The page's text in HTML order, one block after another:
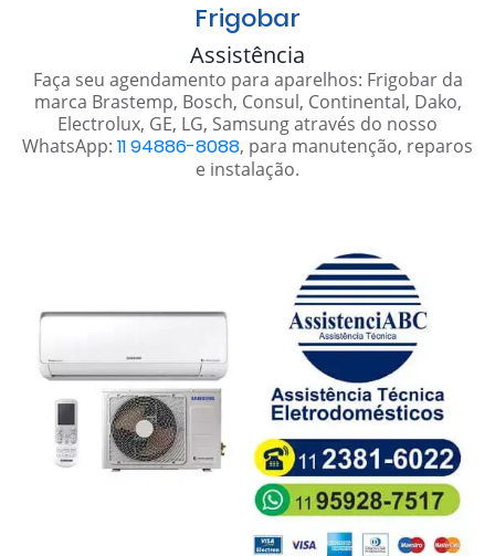
Frigobar
Assistência
Faça seu agendamento para aparelhos: Frigobar da
marca Brastemp, Bosch, Consul, Continental, Dako,
Electrolux, GE, LG, Samsung através do nosso
WhatsApp: 11 94886-8088, para manutenção, reparos
e instalação.